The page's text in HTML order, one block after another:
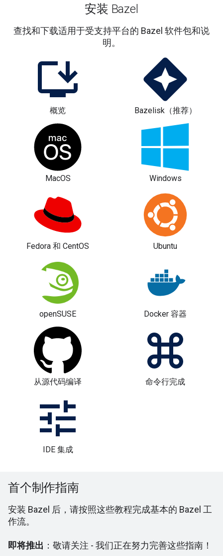
安装 Bazel
查找和下载适用于受支持平台的 Bazel 软件包和说
明。
概览 Bazelisk（推荐）
MacOS Windows
Fedora 和 CentOS Ubuntu
openSUSE Docker 容器
从源代码编译 命令行完成
IDE 集成
首个制作指南
安装 Bazel 后，请按照这些教程完成基本的 Bazel 工
作流。
即将推出 ：敬请关注 - 我们正在努力完善这些指南！